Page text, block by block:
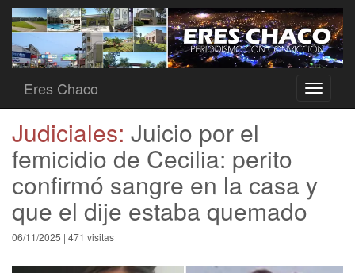
Toggle
Eres Chaco
Judiciales: Juicio por el
femicidio de Cecilia: perito
confirmó sangre en la casa y
que el dije estaba quemado
06/11/2025 | 471 visitas